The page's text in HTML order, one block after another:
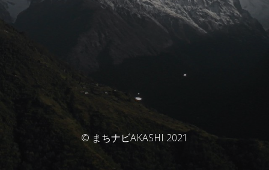
© まちナビAKASHI 2021